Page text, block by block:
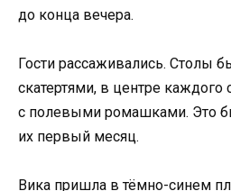
до конца вечера.
Гости рассаживались. Столы
скатертями, в центре каждого
с полевыми ромашками. Это
их первый месяц.
Вика пришла в тёмно-синем